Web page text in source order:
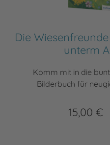
Die
unterm
Komm mit in die
Bilderbuch für
15,00 €